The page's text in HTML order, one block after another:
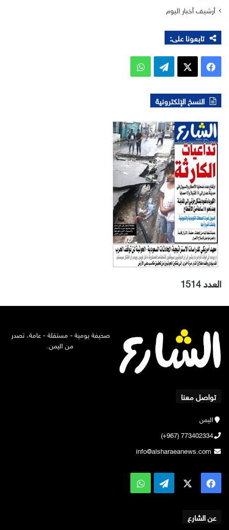
أرشيف أخبار اليوم
تابعونا على:
فيسبوك تيلقرامواتساب
النسخ الإلكترونية
العدد 1514
صحيفة يومية - مستقلة - عامة، تصدر
من اليمن.
تواصل معنا
اليمن
773402334 (967+)
info@alsharaeanews.com
فيسبوك تيلقرامواتساب
عن الشارع